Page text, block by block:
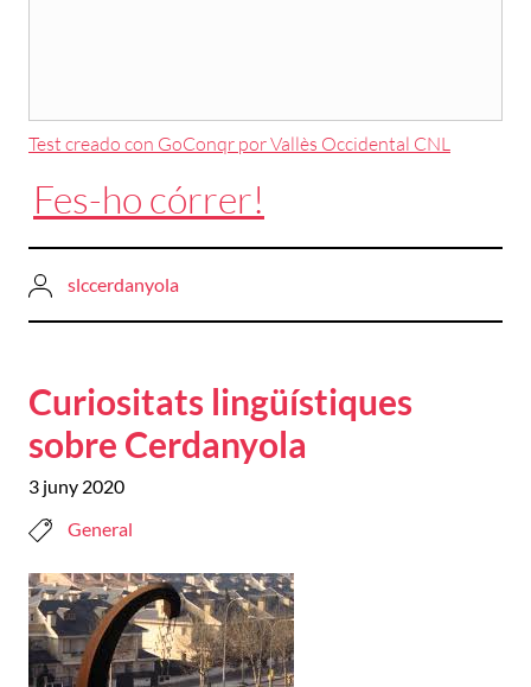
Test creado con GoConqr por Vallès Occidental CNL
Fes-ho córrer!
slccerdanyola
Curiositats lingüístiques
sobre Cerdanyola
3 juny 2020
General